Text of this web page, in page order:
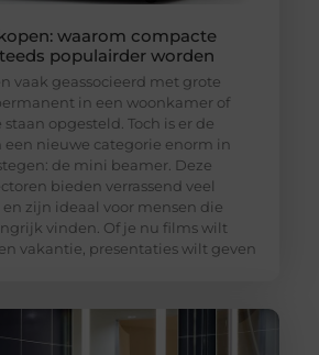
waarom compacte
populairder worden
vaak geassocieerd met grote
in een woonkamer of
opgesteld. Toch is er de
een nieuwe categorie enorm in
de mini beamer. Deze
bieden verrassend veel
zijn ideaal voor mensen die
vinden. Of je nu films wilt
vakantie, presentaties wilt geven